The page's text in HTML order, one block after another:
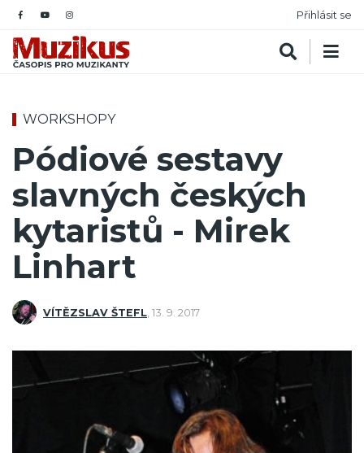
Přihlásit se
WORKSHOPY
Pódiové sestavy
slavných českých
kytaristů - Mirek
Linhart
VÍTĚZSLAV ŠTEFL 13. 9. 2017